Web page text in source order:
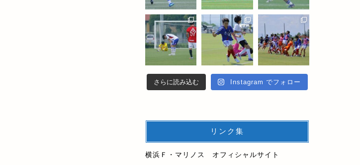
さらに読み込む Instagram でフォロー
リンク集
横浜Ｆ・マリノス オフィシャルサイト